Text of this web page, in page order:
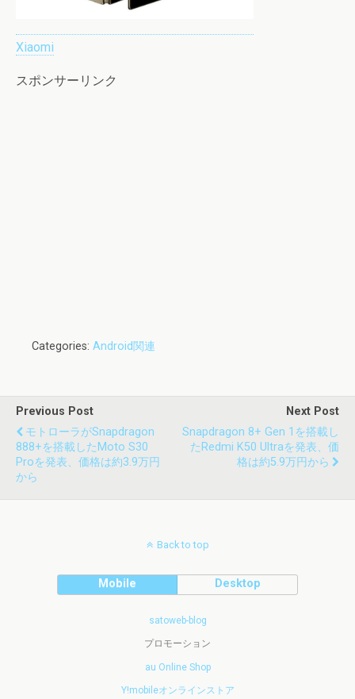
Xiaomi
スポンサーリンク
Categories: Android関連
Previous Post
モトローラがSnapdragon
888+を搭載したmoto S30
Proを発表、価格は約3.9万円
から
Next Post
Snapdragon 8+ Gen 1を搭載し
たRedmi K50 Ultraを発表、価
格は約5.9万円から
Back to top
Mobile Desktop
satoweb-blog
プロモーション
au Online Shop
Y!mobileオンラインストア